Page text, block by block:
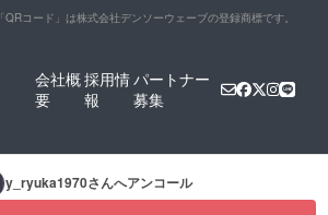
「QRコード」は株式会社デンソーウェーブの登録商標です。
会社概
要
採用情
報
パートナー
募集
y_ryuka1970さんへアンコール